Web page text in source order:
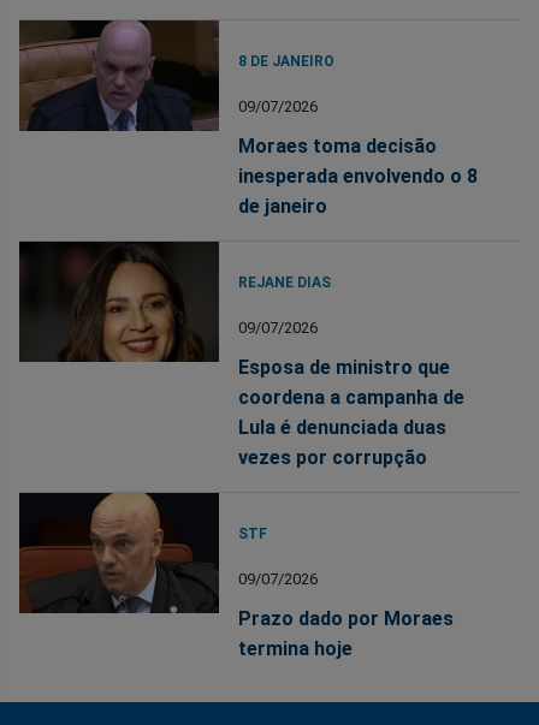
8 DE JANEIRO
09/07/2026
Moraes toma decisão
inesperada envolvendo o 8
de janeiro
REJANE DIAS
09/07/2026
Esposa de ministro que
coordena a campanha de
Lula é denunciada duas
vezes por corrupção
STF
09/07/2026
Prazo dado por Moraes
termina hoje